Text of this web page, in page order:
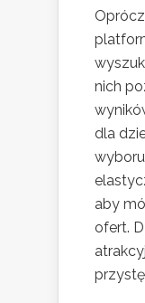
nich
dla
aby
ofert.